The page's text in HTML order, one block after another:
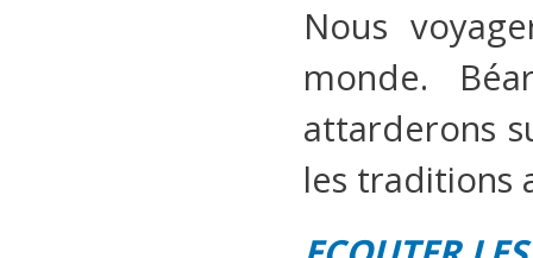
Nous
monde.
attarderons
les traditions